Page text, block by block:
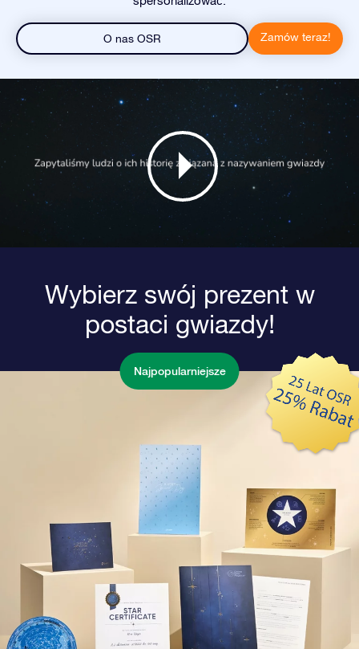
O nas OSR Zamów teraz!
Wybierz swój prezent w
postaci gwiazdy!
Najpopularniejsze